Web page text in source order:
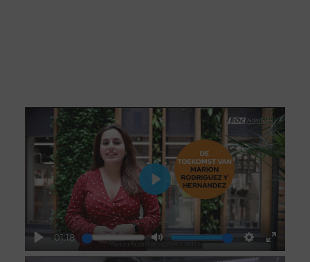
Play
01:18
Mute Settings
Enter
Play